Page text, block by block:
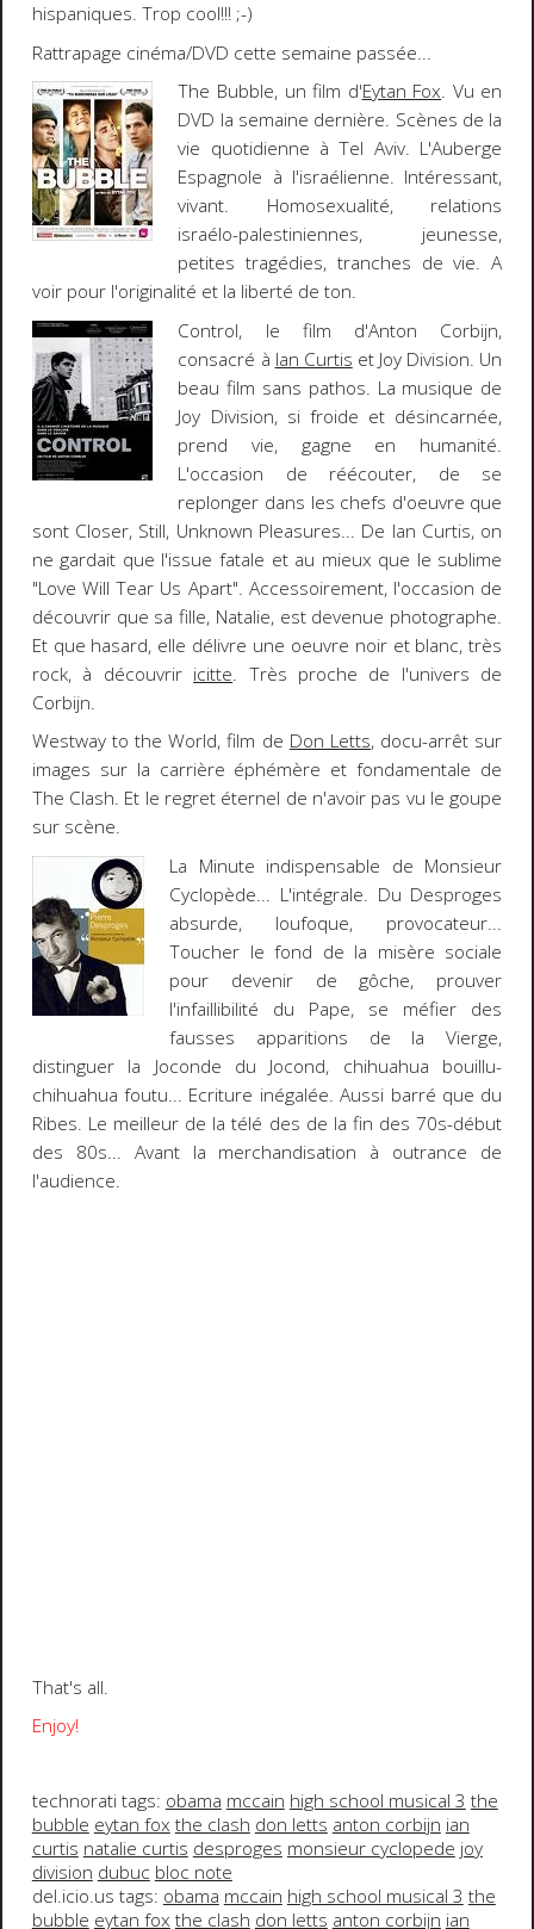
hispaniques. Trop cool!!! ;-)
Rattrapage cinéma/DVD cette semaine passée...
The Bubble, un film d'Eytan Fox. Vu en
DVD la semaine dernière. Scènes de la
vie quotidienne à Tel Aviv. L'Auberge
Espagnole à l'israélienne. Intéressant,
vivant. Homosexualité, relations
israélo-palestiniennes, jeunesse,
petites tragédies, tranches de vie. A
voir pour l'originalité et la liberté de ton.
Control, le film d'Anton Corbijn,
consacré à Ian Curtis et Joy Division. Un
beau film sans pathos. La musique de
Joy Division, si froide et désincarnée,
prend vie, gagne en humanité.
L'occasion de réécouter, de se
replonger dans les chefs d'oeuvre que
sont Closer, Still, Unknown Pleasures... De Ian Curtis, on
ne gardait que l'issue fatale et au mieux que le sublime
"Love Will Tear Us Apart". Accessoirement, l'occasion de
découvrir que sa fille, Natalie, est devenue photographe.
Et que hasard, elle délivre une oeuvre noir et blanc, très
rock, à découvrir icitte. Très proche de l'univers de
Corbijn.
Westway to the World, film de Don Letts, docu-arrêt sur
images sur la carrière éphémère et fondamentale de
The Clash. Et le regret éternel de n'avoir pas vu le goupe
sur scène.
La Minute indispensable de Monsieur
Cyclopède... L'intégrale. Du Desproges
absurde, loufoque, provocateur...
Toucher le fond de la misère sociale
pour devenir de gôche, prouver
l'infaillibilité du Pape, se méfier des
fausses apparitions de la Vierge,
distinguer la Joconde du Jocond, chihuahua bouillu-
chihuahua foutu... Ecriture inégalée. Aussi barré que du
Ribes. Le meilleur de la télé des de la fin des 70s-début
des 80s... Avant la merchandisation à outrance de
l'audience.
That's all.
Enjoy!
technorati tags: obama mccain high school musical 3 the
bubble eytan fox the clash don letts anton corbijn ian
curtis natalie curtis desproges monsieur cyclopede joy
division dubuc bloc note
del.icio.us tags: obama mccain high school musical 3 the
bubble eytan fox the clash don letts anton corbijn ian